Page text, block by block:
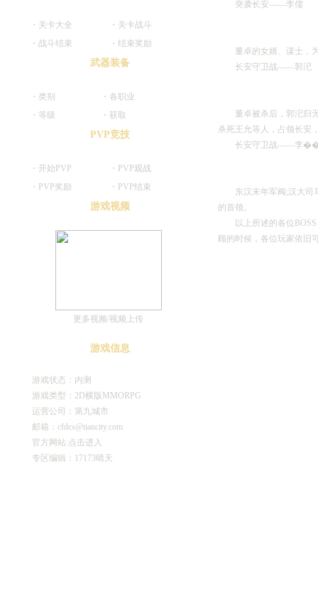
・关卡大全
・关卡战斗
・战斗结束
・结束奖励
武器装备
・类别
・各职业
・等级
・获取
PVP竞技
・开始PVP
・PVP观战
・PVP奖励
・PVP结束
游戏视频
更多视频/视频上传
游戏信息
游戏状态：内测
游戏类型：2D横版MMORPG
运营公司：第九城市
邮箱：cfdcs@tiancity.com
官方网站: 点击进入
专区编辑：17173晴天
突袭长安――李儒
董卓的女婿、谋士，为
长安守卫战――郭汜
董卓被杀后，郭汜归无
杀死王允等人，占领长安
长安守卫战――李
东汉末年军阀;汉大司马
的首领。
以上所述的各位BOSS
顾的时候，各位玩家依旧